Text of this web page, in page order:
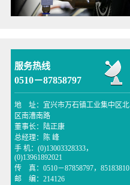
服务热线
0510－87858797
地 址：宜兴市万石镇工业集中区北
区南漕南路
董事长：陆正康
总经理：陈 峰
手 机：(0)13003328333，
(0)13961892021
传 真：0510－87858797，85183810
邮 编：214126